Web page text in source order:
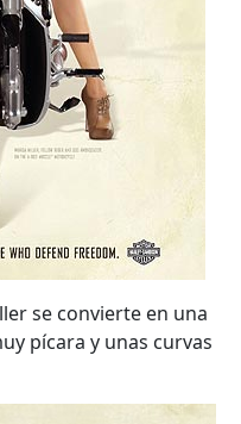
se convierte en una
pícara y unas curvas